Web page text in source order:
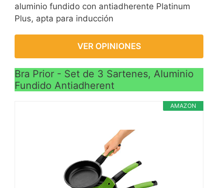
aluminio fundido con antiadherente Platinum
Plus, apta para inducción
VER OPINIONES
Bra Prior - Set de 3 Sartenes, Aluminio
Fundido Antiadherent
AMAZON